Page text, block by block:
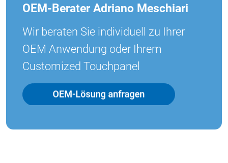
OEM-Berater Adriano Meschiari
Wir beraten Sie individuell zu Ihrer
OEM Anwendung oder Ihrem
Customized Touchpanel